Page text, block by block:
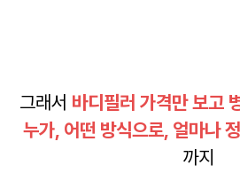
그래서 바디필러 가격만 보고
누가, 어떤 방식으로, 얼마나
까지